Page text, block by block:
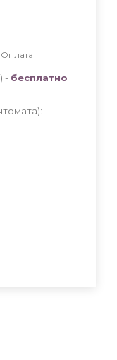
Оплата
- бесплатно